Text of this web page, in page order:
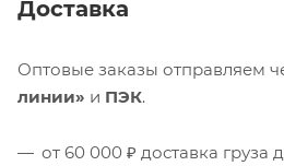
Доставка
Оптовые заказы отправляем
линии» и ПЭК.
от 60 000 ₽ доставка груза